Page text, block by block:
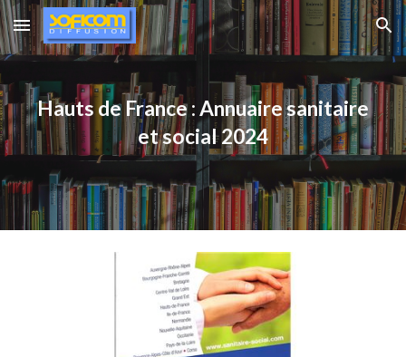
Skip to main content Skip to navigation
Hauts de France: Annuaire sanitaire
et social 2024